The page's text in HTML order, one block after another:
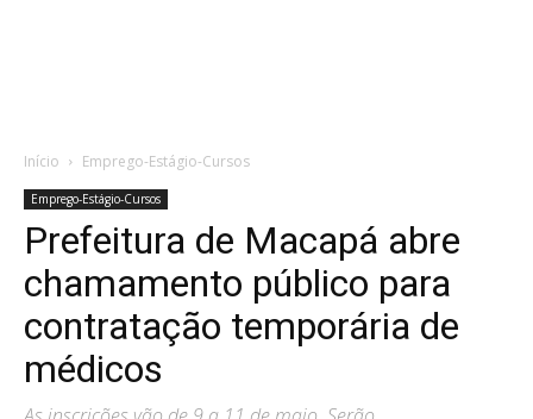
Início Emprego-Estágio-Cursos
Emprego-Estágio-Cursos
Prefeitura de Macapá abre
chamamento público para
contratação temporária de
médicos